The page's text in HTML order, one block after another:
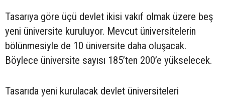
Tasarıya göre üçü devlet ikisi vakıf olmak üzere beş
yeni üniversite kuruluyor. Mevcut üniversitelerin
bölünmesiyle de 10 üniversite daha oluşacak.
Böylece üniversite sayısı 185’ten 200’e yükselecek.
Tasarıda yeni kurulacak devlet üniversiteleri